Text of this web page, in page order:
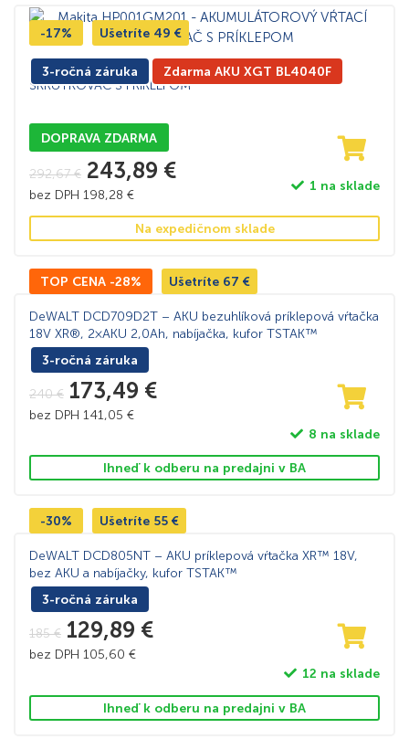
3-ročná záruka Zdarma AKU XGT BL4040F
-17% Ušetríte 49 €
Makita HP001GZ01 – AKUMULÁTOROVÝ VŔTACÍ
SKRUTKOVAČ S PRÍKLEPOM
DOPRAVA ZDARMA
292,67€ 243,89 €
bez DPH 198,28 €
1 na sklade
Na expedičnom sklade
3-ročná záruka
TOP CENA -28% Ušetríte 67 €
DeWALT DCD709D2T – AKU bezuhlíková príklepová vŕtačka
18V XR®, 2×AKU 2,0Ah, nabíjačka, kufor TSTAK™
240€ 173,49 €
bez DPH 141,05 €
8 na sklade
Ihneď k odberu na predajni v BA
3-ročná záruka
-30% Ušetríte 55 €
DeWALT DCD805NT – AKU príklepová vŕtačka XR™ 18V,
bez AKU a nabíjačky, kufor TSTAK™
185€ 129,89 €
bez DPH 105,60 €
12 na sklade
Ihneď k odberu na predajni v BA